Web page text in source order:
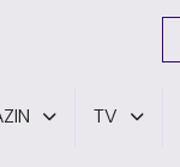
TV